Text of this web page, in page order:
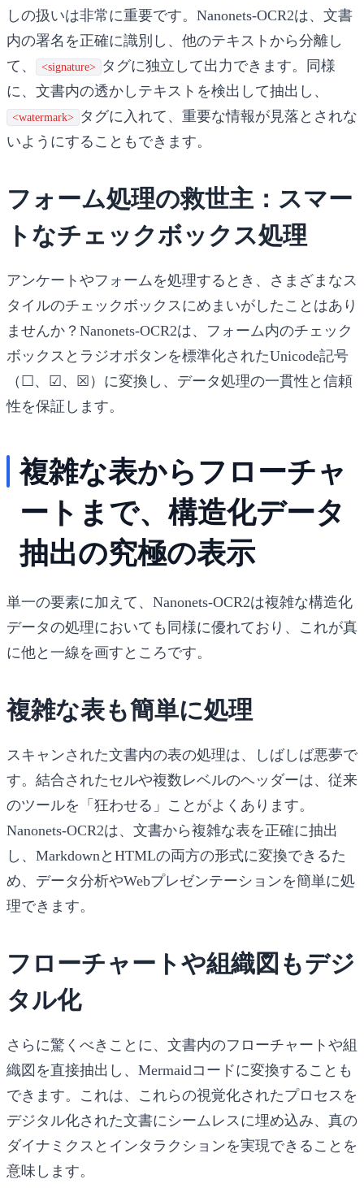
しの扱いは非常に重要です。Nanonets-OCR2は、文書
内の署名を正確に識別し、他のテキストから分離し
て、
<signature>
タグに独立して出力できます。同様
に、文書内の透かしテキストを検出して抽出し、
<watermark>
タグに入れて、重要な情報が見落とされな
いようにすることもできます。
フォーム処理の救世主：スマー
トなチェックボックス処理
アンケートやフォームを処理するとき、さまざまなス
タイルのチェックボックスにめまいがしたことはあり
ませんか？Nanonets-OCR2は、フォーム内のチェック
ボックスとラジオボタンを標準化されたUnicode記号
（☐、☑、☒）に変換し、データ処理の一貫性と信頼
性を保証します。
複雑な表からフローチャ
ートまで、構造化データ
抽出の究極の表示
単一の要素に加えて、Nanonets-OCR2は複雑な構造化
データの処理においても同様に優れており、これが真
に他と一線を画すところです。
複雑な表も簡単に処理
スキャンされた文書内の表の処理は、しばしば悪夢で
す。結合されたセルや複数レベルのヘッダーは、従来
のツールを「狂わせる」ことがよくあります。
Nanonets-OCR2は、文書から複雑な表を正確に抽出
し、MarkdownとHTMLの両方の形式に変換できるた
め、データ分析やWebプレゼンテーションを簡単に処
理できます。
フローチャートや組織図もデジ
タル化
さらに驚くべきことに、文書内のフローチャートや組
織図を直接抽出し、Mermaidコードに変換することも
できます。これは、これらの視覚化されたプロセスを
デジタル化された文書にシームレスに埋め込み、真の
ダイナミクスとインタラクションを実現できることを
意味します。